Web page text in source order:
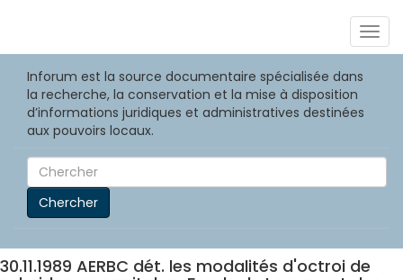
Inforum est la source documentaire spécialisée dans
la recherche, la conservation et la mise à disposition
d’informations juridiques et administratives destinées
aux pouvoirs locaux.
Chercher
30.11.1989 AERBC dét. les modalités d'octroi de